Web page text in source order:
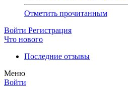
Отметить прочитанным
Войти Регистрация
Что нового
Последние отзывы
Меню
Войти